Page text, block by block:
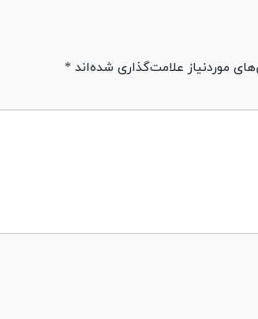
موردنیاز علامت‌گذاری شده‌اند *